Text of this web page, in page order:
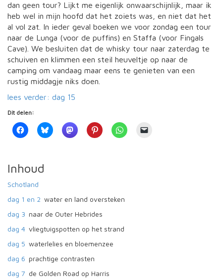
dan geen tour? Lijkt me eigenlijk onwaarschijnlijk, maar ik
heb wel in mijn hoofd dat het zoiets was, en niet dat het
al vol zat. In ieder geval boeken we voor zondag een tour
naar de Lunga (voor de puffins) en Staffa (voor Fingals
Cave). We besluiten dat de whisky tour naar zaterdag te
schuiven en klimmen een steil heuveltje op naar de
camping om vandaag maar eens te genieten van een
rustig middagje niks doen.
lees verder: dag 15
Dit delen:
Inhoud
Schotland
dag 1 en 2 water en land oversteken
dag 3 naar de Outer Hebrides
dag 4 vliegtuigspotten op het strand
dag 5 waterlelies en bloemenzee
dag 6 prachtige contrasten
dag 7 de Golden Road op Harris